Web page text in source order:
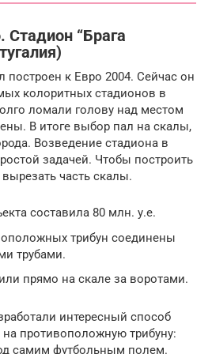
Стадион “Брага
построен к Евро 2004. Сейчас он
колоритных стадионов в
ломали голову над местом
В итоге выбор пал на скалы,
Возведение стадиона в
задачей. Чтобы построить
часть скалы.
составила 80 млн. у.е.
трибун соединены
трубами.
прямо на скале за воротами.
интересный способ
противоположную трибуну:
самим футбольным полем.